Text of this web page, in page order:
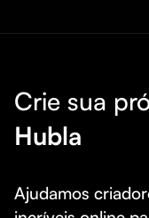
Crie sua
Hubla
Ajudamos